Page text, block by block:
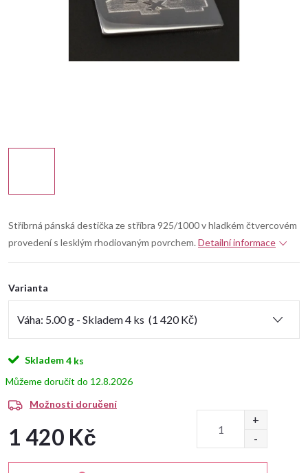
Stříbrná pánská destička ze stříbra 925/1000 v hladkém čtvercovém
provedení s lesklým rhodiovaným povrchem. Detailní informace
Varianta
Skladem4 ks
12.8.2026
Možnosti doručení
1 420 Kč